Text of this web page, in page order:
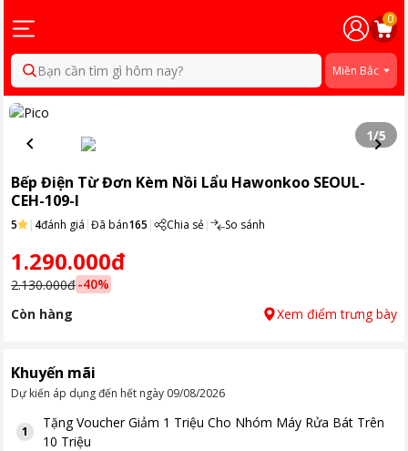
0
Bạn cần tìm gì hôm nay? Miền Bắc
1/5
Bếp Điện Từ Đơn Kèm Nồi Lẩu Hawonkoo SEOUL-
CEH-109-I
5 | 4đánh giá |Đã bán165 | Chia sẻ| So sánh
1.290.000đ
2.130.000đ-40%
Còn hàng
Xem điểm trưng bày
Khuyến mãi
Dự kiến áp dụng đến hết ngày 09/08/2026
1
TặngVoucher Giảm 1 Triệu Cho Nhóm Máy Rửa Bát Trên
10 Triệu